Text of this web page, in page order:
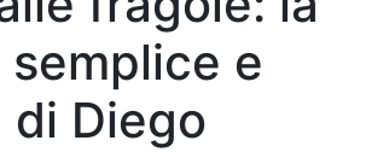
e
di Diego